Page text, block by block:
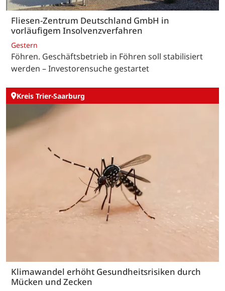
Fliesen-Zentrum Deutschland GmbH in
vorläufigem Insolvenzverfahren
Gestern
Föhren. Geschäftsbetrieb in Föhren soll stabilisiert
werden – Investorensuche gestartet
Kreis Trier-Saarburg
Klimawandel erhöht Gesundheitsrisiken durch
Mücken und Zecken